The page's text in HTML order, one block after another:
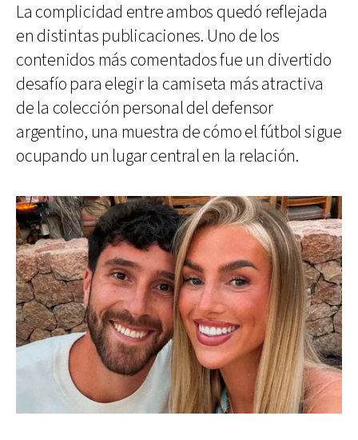
La complicidad entre ambos quedó reflejada
en distintas publicaciones. Uno de los
contenidos más comentados fue un divertido
desafío para elegir la camiseta más atractiva
de la colección personal del defensor
argentino, una muestra de cómo el fútbol sigue
ocupando un lugar central en la relación.